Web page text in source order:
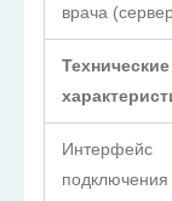
врача
Технические
Интерфейс
подключения